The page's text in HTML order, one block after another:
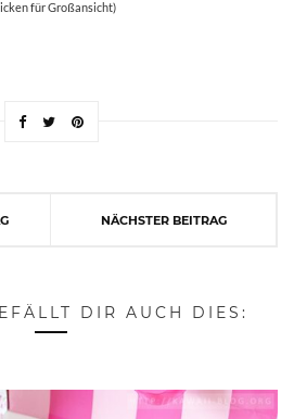
für Großansicht)
NÄCHSTER BEITRAG
DIR AUCH DIES: